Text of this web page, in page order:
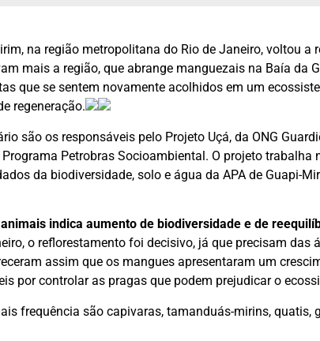
na região metropolitana do Rio de Janeiro, voltou a
mais a região, que abrange manguezais na Baía da
que se sentem novamente acolhidos em um
regeneração.
são os responsáveis pelo Projeto Uçá, da ONG
Petrobras Socioambiental. O projeto trabalha
da biodiversidade, solo e água da APA de Guapi-
indica aumento de biodiversidade e de
o reflorestamento foi decisivo, já que precisam das
assim que os mangues apresentaram um
por controlar as pragas que podem prejudicar o
frequência são capivaras, tamanduás-mirins, quatis,